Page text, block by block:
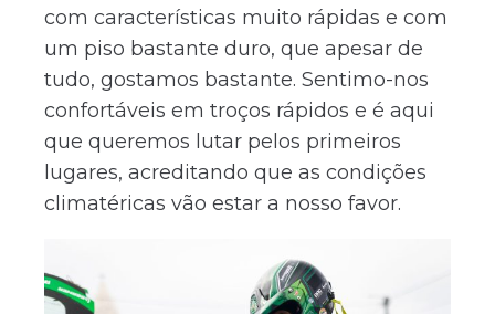
com características muito rápidas e com
um piso bastante duro, que apesar de
tudo, gostamos bastante. Sentimo-nos
confortáveis em troços rápidos e é aqui
que queremos lutar pelos primeiros
lugares, acreditando que as condições
climatéricas vão estar a nosso favor.